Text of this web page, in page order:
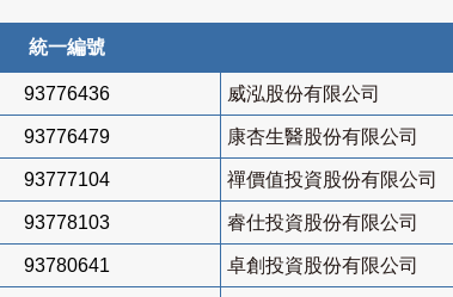
統一編號
93776436 威泓股份有限公司
93776479 康杏生醫股份有限公司
93777104 禪價值投資股份有限公司
93778103 睿仕投資股份有限公司
93780641 卓創投資股份有限公司